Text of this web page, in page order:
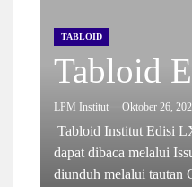
TABLOID
Tabloid
LPM Institut Oktober 26,
Tabloid Institut Edisi
dapat dibaca melalui
diunduh melalui tautan